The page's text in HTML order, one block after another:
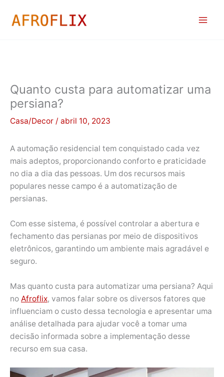
para
Quanto custa para automatizar uma
persiana?
Casa/Decor / abril 10, 2023
A automação residencial tem conquistado cada vez
mais adeptos, proporcionando conforto e praticidade
no dia a dia das pessoas. Um dos recursos mais
populares nesse campo é a automatização de
persianas.
Com esse sistema, é possível controlar a abertura e
fechamento das persianas por meio de dispositivos
eletrônicos, garantindo um ambiente mais agradável e
seguro.
Mas quanto custa para automatizar uma persiana? Aqui
no Afroflix, vamos falar sobre os diversos fatores que
influenciam o custo dessa tecnologia e apresentar uma
análise detalhada para ajudar você a tomar uma
decisão informada sobre a implementação desse
recurso em sua casa.